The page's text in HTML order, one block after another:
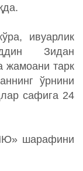
ивуарлик
Зидан
жамоани тарк
ўрнини
сафига 24
шарафини